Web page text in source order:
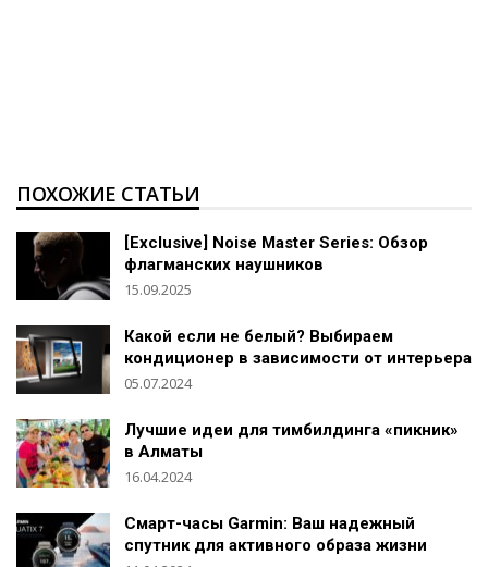
ПОХОЖИЕ СТАТЬИ
[Exclusive] Noise Master Series: Обзор
флагманских наушников
15.09.2025
Какой если не белый? Выбираем
кондиционер в зависимости от интерьера
05.07.2024
Лучшие идеи для тимбилдинга «пикник»
в Алматы
16.04.2024
Смарт-часы Garmin: Ваш надежный
спутник для активного образа жизни